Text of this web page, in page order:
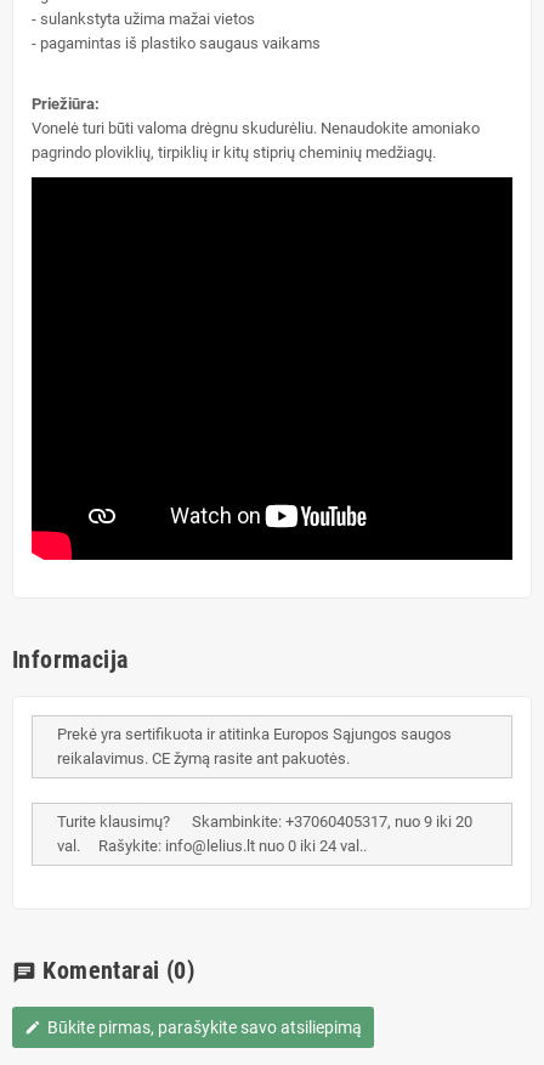
- sulankstyta užima mažai vietos
- pagamintas iš plastiko saugaus vaikams
Priežiūra:
Vonelė turi būti valoma drėgnu skudurėliu. Nenaudokite amoniako
pagrindo ploviklių, tirpiklių ir kitų stiprių cheminių medžiagų.
Informacija
Prekė yra sertifikuota ir atitinka Europos Sąjungos saugos
reikalavimus. CE žymą rasite ant pakuotės.
Turite klausimų? Skambinkite: +37060405317, nuo 9 iki 20
val. Rašykite: info@lelius.lt nuo 0 iki 24 val..
chat Komentarai (0)
edit Būkite pirmas, parašykite savo atsiliepimą